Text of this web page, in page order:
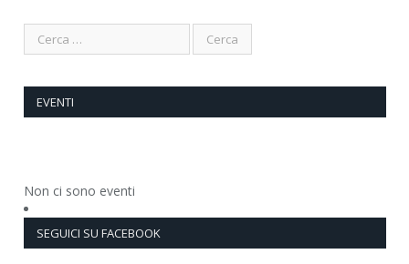
EVENTI
Non ci sono eventi
SEGUICI SU FACEBOOK